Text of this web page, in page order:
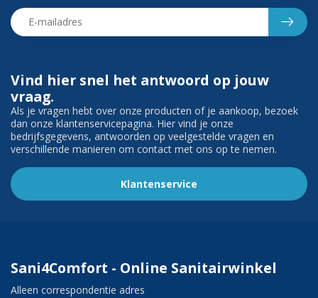
Vind hier snel het antwoord op jouw
vraag.
Als je vragen hebt over onze producten of je aankoop, bezoek
dan onze klantenservicepagina. Hier vind je onze
bedrijfsgegevens, antwoorden op veelgestelde vragen en
verschillende manieren om contact met ons op te nemen.
Klantenservice
Sani4Comfort - Online Sanitairwinkel
Alleen correspondentie adres